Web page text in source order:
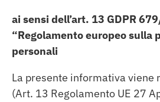
ai sensi dell’art. 13 GDPR
“Regolamento europeo sulla
personali
La presente informativa viene
(Art. 13 Regolamento UE 27